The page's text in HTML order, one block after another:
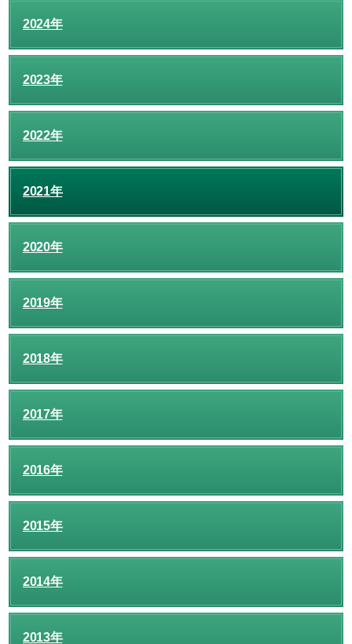
2024年
2023年
2022年
2021年
2020年
2019年
2018年
2017年
2016年
2015年
2014年
2013年